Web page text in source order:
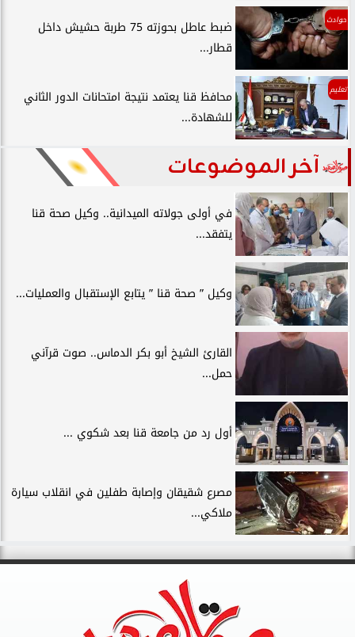
حوادث
ضبط عاطل بحوزته 75 طربة حشيش داخل
قطار...
تعليم
محافظ قنا يعتمد نتيجة امتحانات الدور الثاني
للشهادة...
آخر الموضوعات
في أولى جولاته الميدانية.. وكيل صحة قنا
يتفقد...
وكيل ” صحة قنا ” يتابع الإستقبال والعمليات...
القارئ الشيخ أبو بكر الدماس.. صوت قرآني
حمل...
أول رد من جامعة قنا بعد شكوي ...
مصرع شقيقان وإصابة طفلين في انقلاب سيارة
ملاكي...